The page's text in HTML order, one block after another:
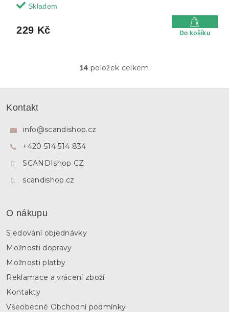
Skladem
229 Kč Do košíku
O
14 položek celkem
Kontakt
info@scandishop.cz
+420 514 514 834
SCANDIshop CZ
scandishop.cz
O nákupu
Sledování objednávky
Možnosti dopravy
Možnosti platby
Reklamace a vrácení zboží
Kontakty
Všeobecné Obchodní podmínky